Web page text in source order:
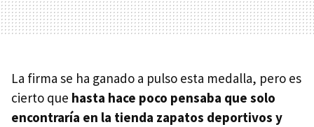
La firma se ha ganado a pulso esta medalla, pero es
cierto que hasta hace poco pensaba que solo
encontraría en la tienda zapatos deportivos y